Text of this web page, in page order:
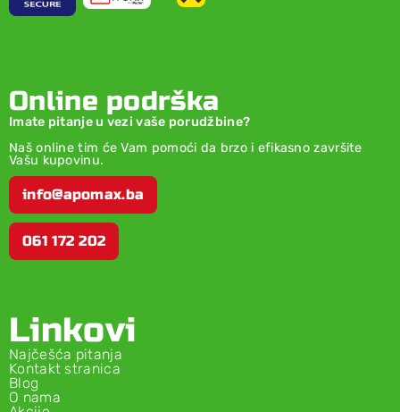
Online podrška
Imate pitanje u vezi vaše porudžbine?
Naš online tim će Vam pomoći da brzo i efikasno završite
Vašu kupovinu.
info@apomax.ba
061 172 202
Linkovi
Najčešća pitanja
Kontakt stranica
Blog
O nama